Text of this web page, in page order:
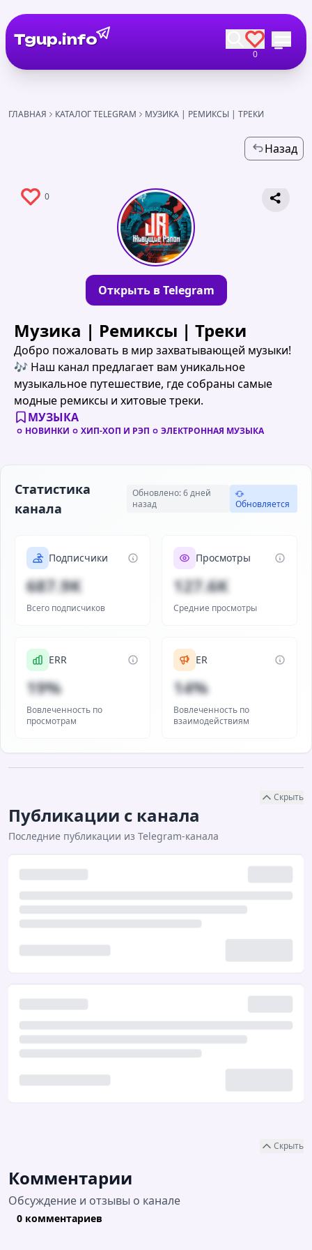
Tgup.info
0
ГЛАВНАЯ КАТАЛОГ TELEGRAM МУЗИКА | РЕМИКСЫ | ТРЕКИ
Назад
0
Открыть в Telegram
Музика | Ремиксы | Треки
Добро пожаловать в мир захватывающей музыки!
🎶 Наш канал предлагает вам уникальное
музыкальное путешествие, где собраны самые
модные ремиксы и хитовые треки.
МУЗЫКА
НОВИНКИ ХИП-ХОП И РЭП ЭЛЕКТРОННАЯ МУЗЫКА
Статистика
канала
Обновлено: 6 дней
назад
Обновляется
Подписчики
687.9K
Всего подписчиков
Просмотры
127.6K
Средние просмотры
ERR
19%
Вовлеченность по
просмотрам
ER
14%
Вовлеченность по
взаимодействиям
Скрыть
Комментарии
Обсуждение и отзывы о канале
0 комментариев
Скрыть
Публикации с канала
Последние публикации из Telegram-канала